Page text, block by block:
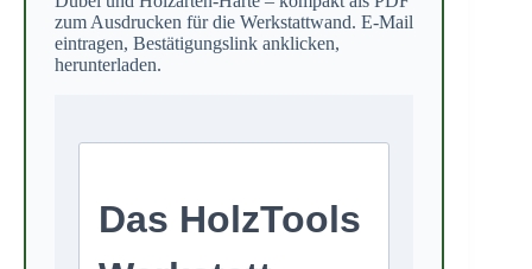
zum Ausdrucken für die Werkstattwand. E-Mail
eintragen, Bestätigungslink anklicken,
herunterladen.